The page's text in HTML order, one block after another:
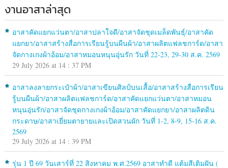
งานอาสาล่าสุด
อาสาคัดแยกแว่นตา/อาสาปลาใจดี/อาสาจัดชุดเมล็ดพันธุ์/อาสาคัด
แยกยา/อาสาสร้างสื่อการเรียนรู้บนผืนผ้า/อาสาผลิตแฟลชการ์ด/อาสา
จัดกางเกงผ้าอ้อม/อาสาหมอนหนุนอุ่นรัก วันที่ 22-23, 29-30 ส.ค. 2569
29 July 2026 at 14 : 37 PM
อาสาลงลายกระเป๋าผ้า/อาสาเขียนศิลป์บนเสื้อ/อาสาสร้างสื่อการเรียน
รู้บนผืนผ้า/อาสาผลิตแฟลชการ์ด/อาสาคัดแยกแว่นตา/อาสาหมอน
หนุนอุ่นรัก/อาสาจัดชุดกางเกงผ้าอ้อม/อาสาคัดแยกยา/อาสาผลิตดิน
กระดาษ/อาสาเยี่ยมตายายและเปิดสวนผัก วันที่ 1-2, 8-9, 15-16 ส.ค.
2569
29 July 2026 at 14 : 39 PM
รุ่น 1 ปี 69 วันเสาร์ที่ 22 สิงหาคม พ.ศ.2569 อาสาทำดี แต้มสีเติมฝัน (